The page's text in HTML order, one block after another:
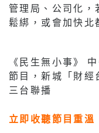
管理局、公司化，
鬆綁，或會加快北
《民生無小事》
節目，新城「財經
三台聯播
立即收聽節目重溫